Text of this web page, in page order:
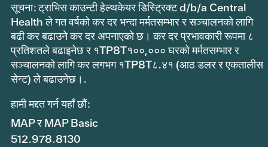
सूचना: ट्राभिस काउन्टी हेल्थकेयर डिस्ट्रिक्ट d/b/a Central
Health ले गत वर्षको कर दर भन्दा मर्मतसम्भार र सञ्चालनको लागि
बढी कर बढाउने कर दर अपनाएको छ। कर दर प्रभावकारी रूपमा ८
प्रतिशतले बढाइनेछ र १TP8T१००,००० घरको मर्मतसम्भार र
सञ्चालनको लागि कर लगभग १TP8T८.४१ (आठ डलर र एकतालीस
सेन्ट) ले बढाउनेछ।.
हामी मद्दत गर्न यहाँ छौं:
MAP र MAP Basic
512.978.8130